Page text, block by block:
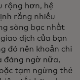
rộng hơn, hệ
rằng nhiều
sòng bạc nhất
dịch của bạn
đó nên khoản chi
đáng ngờ nữa,
tạm ngừng thẻ